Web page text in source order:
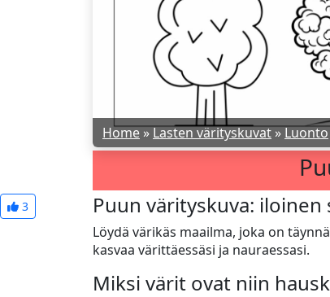
Home»Lasten värityskuvat»Luonto
3 Puun värityskuva:
Löydä värikäs maailma, joka on
kasvaa värittäessäsi ja nauraessasi.
Miksi värit ovat niin